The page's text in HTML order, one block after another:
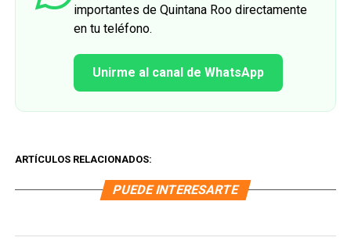
importantes de Quintana Roo directamente
en tu teléfono.
Unirme al canal de WhatsApp
ARTÍCULOS RELACIONADOS:
PUEDE INTERESARTE